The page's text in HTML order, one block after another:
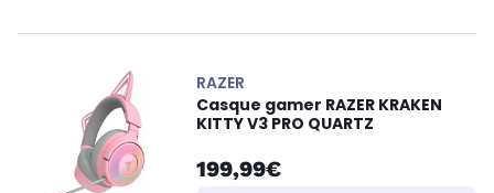
RAZER
Casque gamer RAZER KRAKEN
KITTY V3 PRO QUARTZ
199,99€